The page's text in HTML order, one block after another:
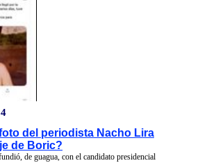
del periodista Nacho Lira
de Boric?
de guagua, con el candidato presidencial